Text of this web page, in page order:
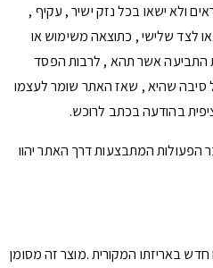
ולא ישאו בכל נזק ישיר , עקיף ,
לצד שלישי , כתוצאה משימוש או
התביעה אשר תהא , לרבות הפסד
סיבה שהיא , שאז האתר שומר לעצמו
בהודעה בכתב לרוכש.
הפעולות המתבצעות דרך האתר יהוו
חדש באריזתו המקורית .מוצר זה מסומן